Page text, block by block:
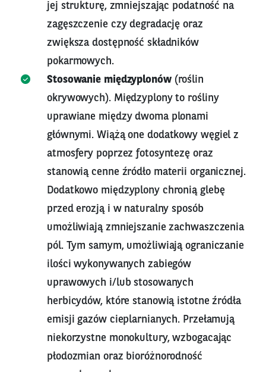
jej strukturę, zmniejszając podatność na
zagęszczenie czy degradację oraz
zwiększa dostępność składników
pokarmowych.
Stosowanie międzyplonów(roślin
okrywowych). Międzyplony to rośliny
uprawiane między dwoma plonami
głównymi. Wiążą one dodatkowy węgiel z
atmosfery poprzez fotosyntezę oraz
stanowią cenne źródło materii organicznej.
Dodatkowo międzyplony chronią glebę
przed erozją i w naturalny sposób
umożliwiają zmniejszanie zachwaszczenia
pól. Tym samym, umożliwiają ograniczanie
ilości wykonywanych zabiegów
uprawowych i/lub stosowanych
herbicydów, które stanowią istotne źródła
emisji gazów cieplarnianych. Przełamują
niekorzystne monokultury, wzbogacając
płodozmian oraz bioróżnorodność